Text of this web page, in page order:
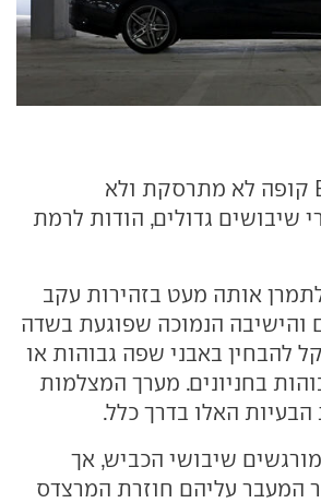
צריך לציין כי ה-E קופה לא מתרסקת ולא
שיבושים גדולים, הודות לרמת
אותה מעט בזהירות עקב
והישיבה הנמוכה שפוגעת בשדה
להבחין באבני שפה גבוהות או
בחניונים. מערך המצלמות
האלו בדרך כלל.
מורגשים שיבושי הכביש, אך
המעבר עליהם חוזרת המרצדס